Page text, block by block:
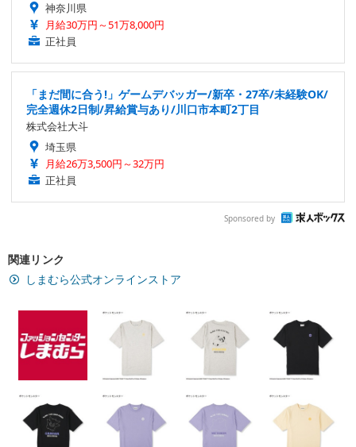
神奈川県
月給30万円～51万8,000円
正社員
「まだ間に合う!」ゲームデバッガー/新卒・27卒/未経験OK/
完全週休2日制/昇給賞与あり/川口市本町2丁目
株式会社大斗
埼玉県
月給26万3,500円～32万円
正社員
Sponsored by
関連リンク
しまむら公式オンラインストア